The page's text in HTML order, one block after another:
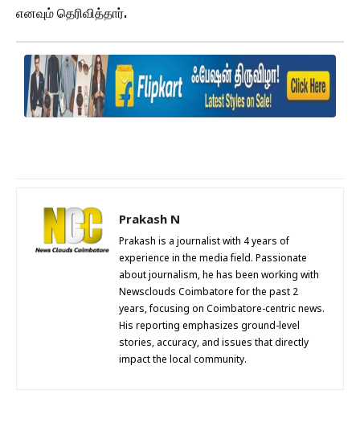
எனவும் தெரிவித்தார்.
Prakash N
Prakash is a journalist with 4 years of
experience in the media field. Passionate
about journalism, he has been working with
Newsclouds Coimbatore for the past 2
years, focusing on Coimbatore-centric news.
His reporting emphasizes ground-level
stories, accuracy, and issues that directly
impact the local community.